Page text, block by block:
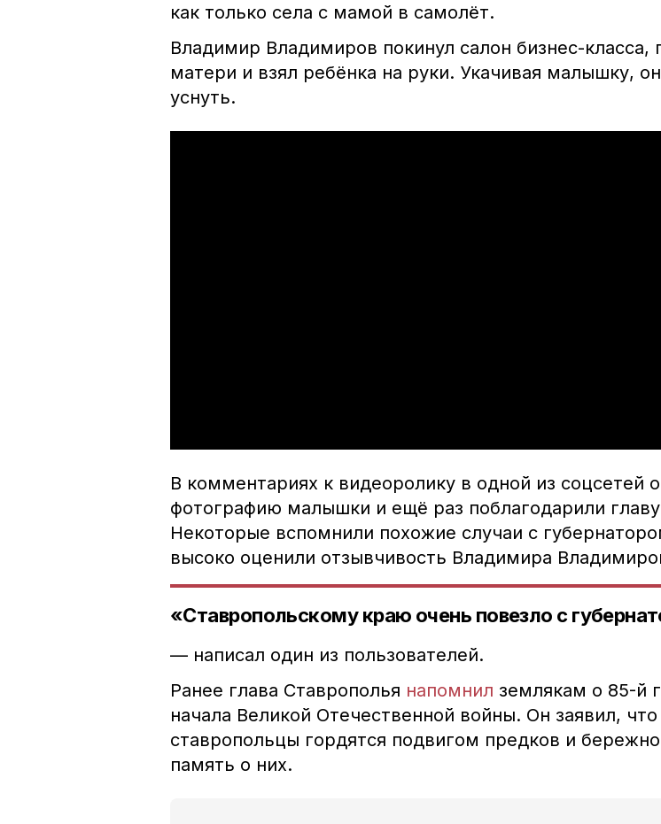
как только села с мамой в самолёт.
Владимир Владимиров покинул салон бизнес-класса,
матери и взял ребёнка на руки. Укачивая малышку,
уснуть.
В комментариях к видеоролику в одной из соцсетей
фотографию малышки и ещё раз поблагодарили
Некоторые вспомнили похожие случаи с
высоко оценили отзывчивость Владимира
«Ставропольскому краю очень повезло с
— написал один из пользователей.
Ранее глава Ставрополья напомнил землякам о 85-й
начала Великой Отечественной войны. Он заявил, что
ставропольцы гордятся подвигом предков и
память о них.